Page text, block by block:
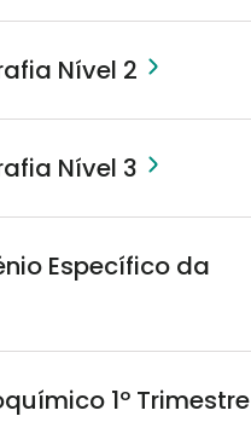
Nível 2
Nível 3
Específico da
1º Trimestre